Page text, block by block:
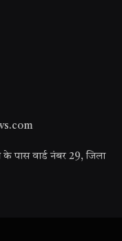
के पास वार्ड नंबर 29, जिला